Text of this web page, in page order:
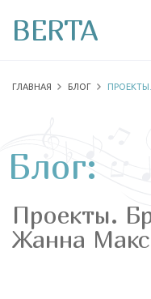
BERTA
ГЛАВНАЯ БЛОГ
Блог:
Проекты.
Жанна